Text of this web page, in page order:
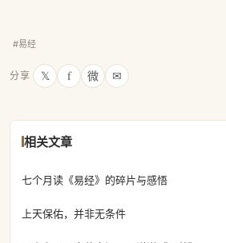
#易经
分享 𝕏 f 微 ✉
相关文章
七个月读《易经》的碎片与感悟
上天保佑，并非无条件